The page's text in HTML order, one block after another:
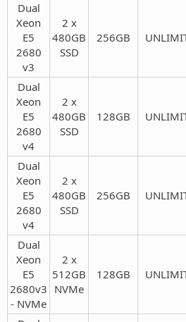
Dual
Xeon
E5
2680
v3​
2 x
480GB
SSD​
256GB​
Dual
Xeon
E5
2680
v4​
2 x
480GB
SSD​
128GB​
Dual
Xeon
E5
2680
v4​
2 x
480GB
SSD​
256GB​
Dual
Xeon
E5
2680v3
- NVMe​
2 x
512GB
NVMe​
128GB​